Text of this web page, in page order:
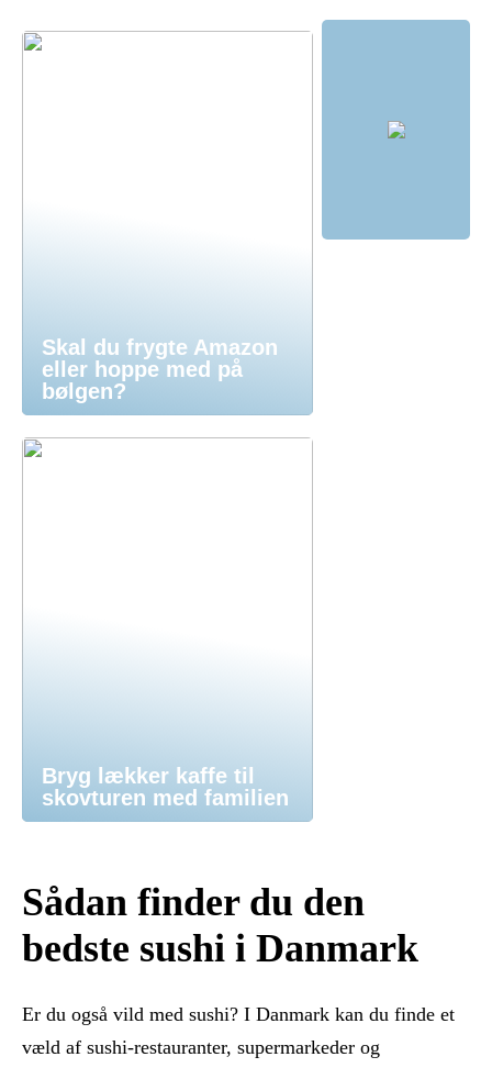
Skal du frygte Amazon
eller hoppe med på
bølgen?
Bryg lækker kaffe til
skovturen med familien
Sådan finder du den
bedste sushi i Danmark
Er du også vild med sushi? I Danmark kan du finde et
væld af sushi-restauranter, supermarkeder og